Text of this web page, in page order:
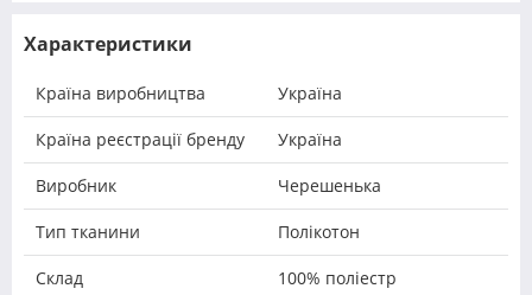
Характеристики
Країна виробництва Україна
Країна реєстрації бренду Україна
Виробник Черешенька
Тип тканини Полікотон
Склад 100% поліестр